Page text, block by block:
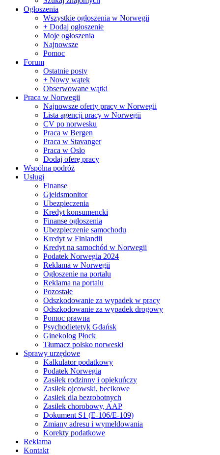
Ogłoszenia
Wszystkie ogłoszenia w Norwegii
+ Dodaj ogłoszenie
Moje ogłoszenia
Najnowsze
Pomoc
Forum
Ostatnie posty
+ Nowy wątek
Obserwowane wątki
Praca w Norwegii
Najnowsze oferty pracy w Norwegii
Lista agencji pracy w Norwegii
CV po norwesku
Praca w Bergen
Praca w Stavanger
Praca w Oslo
Dodaj oferę pracy
Wspólna podróż
Usługi
Finanse
Gjeldsmonitor
Ubezpieczenia
Kredyt konsumencki
Finanse ogłoszenia
Ubezpieczenie samochodu
Kredyt w Finlandii
Kredyt na samochód w Norwegii
Podatek Norwegia 2024
Reklama w Norwegii
Ogłoszenie na portalu
Reklama na portalu
Pozostałe
Odszkodowanie za wypadek w pracy
Odszkodowanie za wypadek drogowy
Pomoc prawna
Psychodietetyk Gdańsk
Ginekolog Płock
Tłumacz polsko norweski
Sprawy urzędowe
Kalkulator podatkowy
Podatek Norwegia
Zasiłek rodzinny i opiekuńczy
Zasiłek ojcowski, becikowe
Zasiłek dla bezrobotnych
Zasiłek chorobowy, AAP
Dokument S1 (E-106/E-109)
Zmiany adresu i wymeldowania
Korekty podatkowe
Reklama
Kontakt